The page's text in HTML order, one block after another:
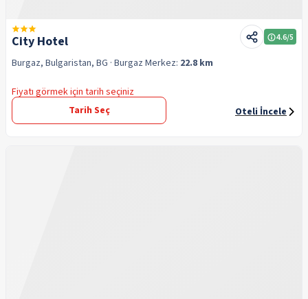
City Hotel 4.6/5
Burgaz, Bulgaristan, BG · Burgaz Merkez: 22.8 km
Fiyatı görmek için tarih seçiniz
Tarih Seç
Oteli İncele